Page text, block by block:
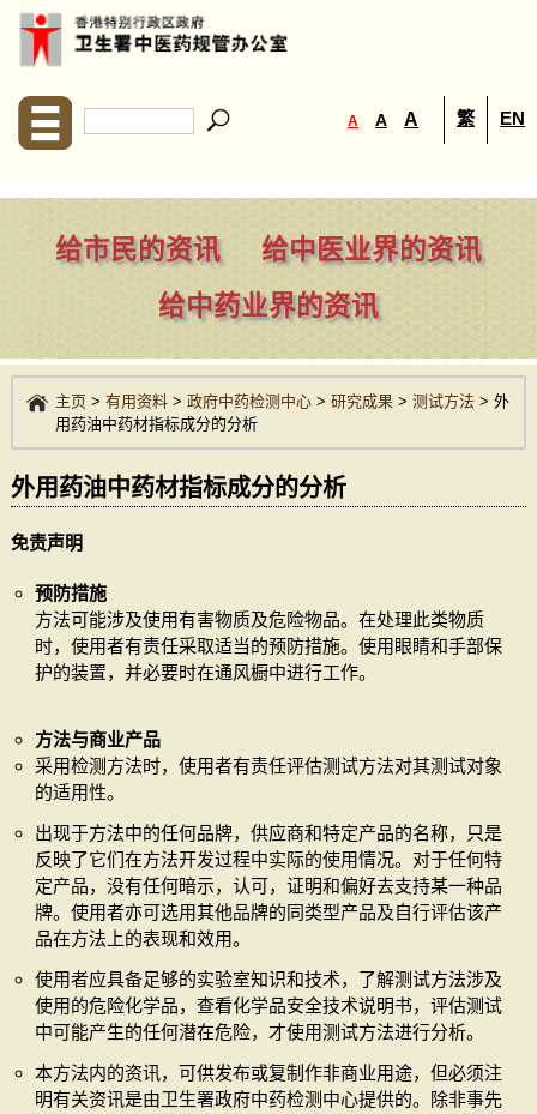
A A A 繁 EN
给市民的资讯
给中医业界的资讯
给中药业界的资讯
主页> 有用资料> 政府中药检测中心> 研究成果> 测试方法> 外
用药油中药材指标成分的分析
外用药油中药材指标成分的分析
免责声明
预防措施
方法可能涉及使用有害物质及危险物品。在处理此类物质
时，使用者有责任采取适当的预防措施。使用眼睛和手部保
护的装置，并必要时在通风橱中进行工作。
方法与商业产品
采用检测方法时，使用者有责任评估测试方法对其测试对象
的适用性。
出现于方法中的任何品牌，供应商和特定产品的名称，只是
反映了它们在方法开发过程中实际的使用情况。对于任何特
定产品，没有任何暗示，认可，证明和偏好去支持某一种品
牌。使用者亦可选用其他品牌的同类型产品及自行评估该产
品在方法上的表现和效用。
使用者应具备足够的实验室知识和技术，了解测试方法涉及
使用的危险化学品，查看化学品安全技术说明书，评估测试
中可能产生的任何潜在危险，才使用测试方法进行分析。
本方法内的资讯，可供发布或复制作非商业用途，但必须注
明有关资讯是由卫生署政府中药检测中心提供的。除非事先